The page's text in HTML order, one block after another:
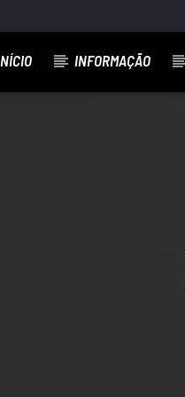
INFORMAÇÃO